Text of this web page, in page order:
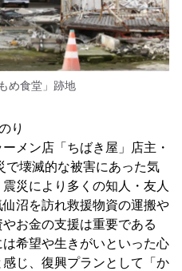
め食堂」跡地
り
メン店「ちばき屋」店主・
で壊滅的な被害にあった気
災により多くの知人・友人
沼を訪れ救援物資の運搬や
お金の支援は重要である
希望や生きがいといった心
じ、復興プランとして「か